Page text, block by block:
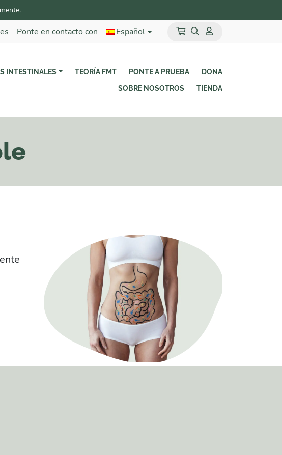
Ponte en contacto con Español
INTESTINALES TEORÍA FMT PONTE A PRUEBA
DONA
SOBRE NOSOTROS
TIENDA